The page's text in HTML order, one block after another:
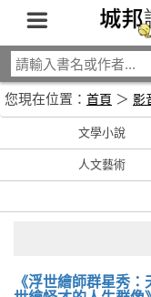
您現在位置： 首頁 ＞ 影
文學小說
人文藝術
《浮世繪師群星秀